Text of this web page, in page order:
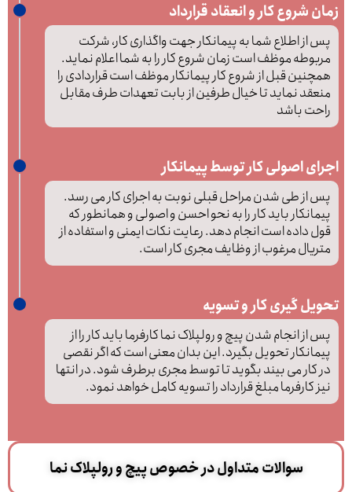
زمان شروع کار و انعقاد قرارداد
پس از اطلاع شما به پیمانکار جهت واگذاری کار، شرکت
مربوطه موظف است زمان شروع کار را به شما اعلام نماید.
همچنین قبل از شروع کار پیمانکار موظف است قراردادی را
منعقد نماید تا خیال طرفین از بابت تعهدات طرف مقابل
راحت باشد
اجرای اصولی کار توسط پیمانکار
پس از طی شدن مراحل قبلی نوبت به اجرای کار می رسد.
پیمانکار باید کار را به نحو احسن و اصولی و همانطور که
قول داده است انجام دهد. رعایت نکات ایمنی و استفاده از
متریال مرغوب از وظایف مجری کار است.
تحویل گیری کار و تسویه
پس از انجام شدن پیچ و رولپلاک نما کارفرما باید کار را از
پیمانکار تحویل بگیرد. این بدان معنی است که اگر نقصی
در کار می بیند بگوید تا توسط مجری برطرف شود. در انتها
نیز کارفرما مبلغ قرارداد را تسویه کامل خواهد نمود.
سوالات متداول در خصوص پیچ و رولپلاک نما